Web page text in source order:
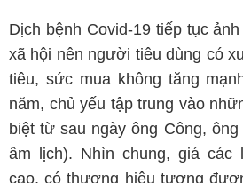
Dịch bệnh Covid-19 tiếp tục
xã hội nên người tiêu dùng có
tiêu, sức mua không tăng
năm, chủ yếu tập trung vào
biệt từ sau ngày ông Công,
âm lịch). Nhìn chung, giá các
cao, có thương hiệu tương